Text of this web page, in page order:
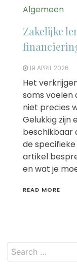
Algemeen
Zakelijke
19 APRIL 2026
Het
soms voelen
niet precies
Gelukkig zijn
beschikbaar
de
artikel
en wat je
READ MORE
Search
for: